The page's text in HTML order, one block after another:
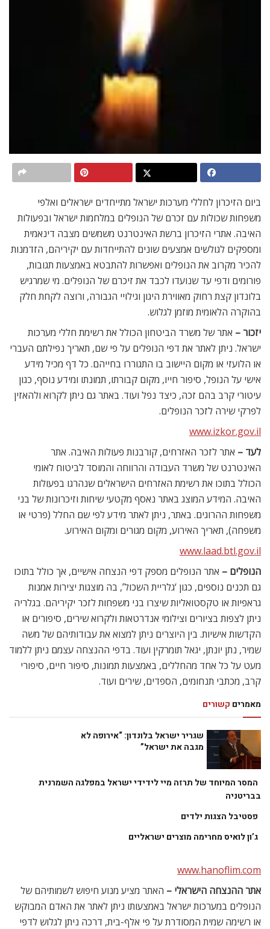
ביום הזיכרון לחללי מערכות ישראל מתייחדים ישראלים ואלפי
משפחות שכולות עם זכרם של הנופלים במלחמות ישראל ובפעולות
האיבה. אתרי הזיכרון ברשת האינטרנט משמשים מצבה דינאמית
ומספקים לגולשים אמצעים שונים להתייחדות עם יקיריהם, הזדמנות
להכיר מקרוב את הנופלים ואפשרות להתבטא באמצעות תגובות,
פורומים ודפי עד שנועדו לכבד את זיכרם של הנופלים. מי שמרגיש
בלונדון קצת רחוק מאווירת היגון וגילויי הגבורה, ורוצה לקחת חלק
בהוקרה הלאומית מוזמן לגלוש.
יזכור – אתר של משרד הביטחון הכולל את רשימת חללי מערכות
ישראל. ניתן לאתר את דפי הנופלים על פי שם, תאריך נפילתם העברי
או הלועזי או מקום היישוב בו התגוררו בחייהם. כל דף מכיל מידע
אישי על הנופל, סיפור חייו, מקום קבורתו, תמונתו ומידע נוסף, כגון
עיטורי קרב בהם זכה, כיצד נפל ועוד. באתר גם ניתן לקרוא ולהאזין
לפרקי שירה לזכר הנופלים.
www.izkor.gov.il
לעד – אתר לזכר האזרחים, קורבנות פעולות האיבה. אתר
האינטרנט של משרד העבודה והרווחה והמוסד לביטוח לאומי
הכולל בתוכו את רשימת האזרחים הישראלים שנהרגו בפעולות
האיבה. המידע המוצג באתר נאסף מקטעי שיחות וזיכרונות של בני
משפחות ההרוגים. באתר, ניתן לאתר מידע לפי שם החלל (פרטי או
משפחה), תאריך האירוע, מקום מגורים ומקום האירוע.
www.laad.btl.gov.il
הנופלים – אתר הנופלים מספק דפי הנצחה אישיים, אך כולל בתוכו
גם תכנים נוספים, כגון ‘גלריית השכול’, בה מוצגות יצירות אמנות
גראפיות או טקסטואליות שיצרו בני משפחות לזכר יקיריהם. בגלריה
ניתן לצפות בציורים וצילומי אנדרטאות ולקרוא שירים, סיפורים או
הקדשות אישיות. בין היוצרים ניתן למצוא את עבודותיהם של משה
שמיר, נתן יונתן, יגאל תומרקין ועוד. בדפי ההנצחה עצמם ניתן ללמוד
מעט על כל אחד מהחללים, באמצעות תמונות, סיפור חיים, סיפורי
קרב, מכתבי תנחומים, הספדים, שירים ועוד.
מאמרים קשורים
שגריר ישראל בלונדון: “אירופה לא
מגבה את ישראל”
המסר המיוחד של תרזה מיי לידידי ישראל במפלגה השמרנית
בבריטניה
פסטיבל הצגות ילדים
ג’ון לואיס מחרימה מוצרים ישראליים
www.hanoflim.com
אתר ההנצחה הישראלי – האתר מציע מנוע חיפוש לשמותיהם של
הנופלים במערכות ישראל באמצעותו ניתן לאתר את האדם המבוקש
או רשימה שמית המסודרת על פי אלף-בית, דרכה ניתן לגלוש לדפי